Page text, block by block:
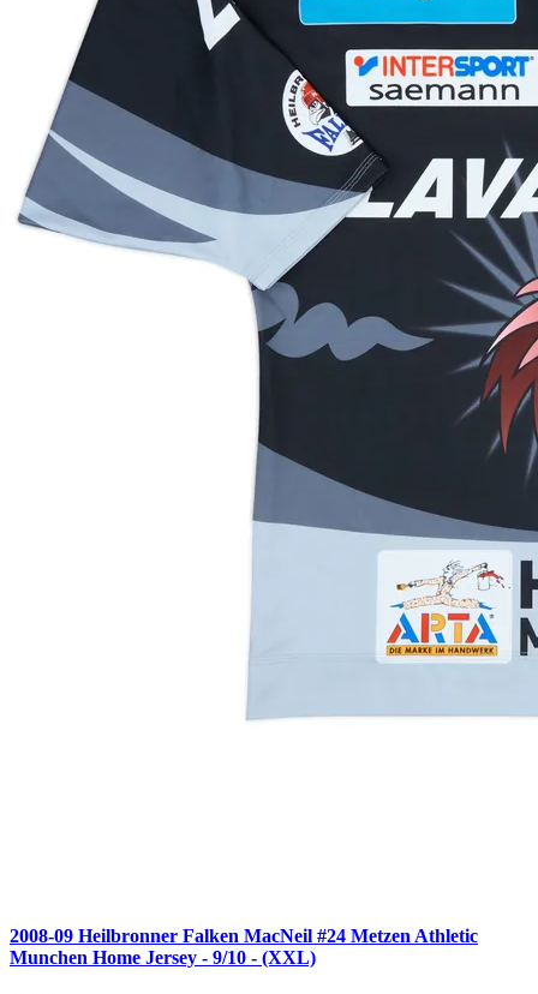
2008-09 Heilbronner Falken MacNeil #24 Metzen Athletic
Munchen Home Jersey - 9/10 - (XXL)